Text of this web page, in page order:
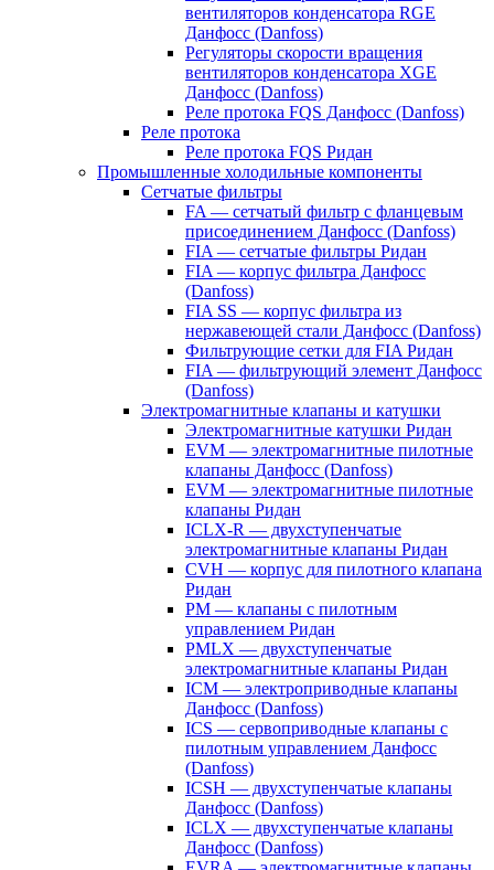
вентиляторов конденсатора RGE
Данфосс (Danfoss)
Регуляторы скорости вращения
вентиляторов конденсатора XGE
Данфосс (Danfoss)
Реле протока FQS Данфосс (Danfoss)
Реле протока
Реле протока FQS Ридан
Промышленные холодильные компоненты
Сетчатые фильтры
FA — сетчатый фильтр с фланцевым
присоединением Данфосс (Danfoss)
FIA — сетчатые фильтры Ридан
FIA — корпус фильтра Данфосс
(Danfoss)
FIA SS — корпус фильтра из
нержавеющей стали Данфосс (Danfoss)
Фильтрующие сетки для FIA Ридан
FIA — фильтрующий элемент Данфосс
(Danfoss)
Электромагнитные клапаны и катушки
Электромагнитные катушки Ридан
EVM — электромагнитные пилотные
клапаны Данфосс (Danfoss)
EVM — электромагнитные пилотные
клапаны Ридан
ICLX-R — двухступенчатые
электромагнитные клапаны Ридан
CVH — корпус для пилотного клапана
Ридан
PM — клапаны с пилотным
управлением Ридан
PMLX — двухступенчатые
электромагнитные клапаны Ридан
ICM — электроприводные клапаны
Данфосс (Danfoss)
ICS — сервоприводные клапаны с
пилотным управлением Данфосс
(Danfoss)
ICSH — двухступенчатые клапаны
Данфосс (Danfoss)
ICLX — двухступенчатые клапаны
Данфосс (Danfoss)